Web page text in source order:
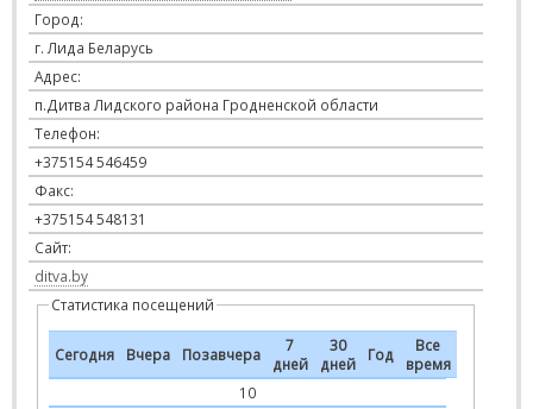
Город:
г. Лида Беларусь
Адрес:
п.Дитва Лидского района Гродненской области
Телефон:
+375154 546459
Факс:
+375154 548131
Сайт:
ditva.by
Статистика посещений
Сегодня Вчера Позавчера
7
дней
30
дней
Год
Все
время
10